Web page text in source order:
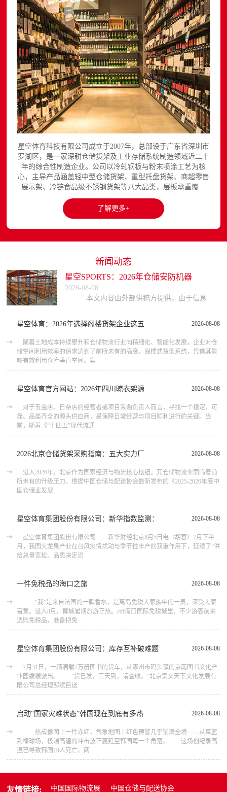
星空体育科技有限公司成立于2007年，总部设于广东省深圳市
罗湖区，是一家深耕仓储货架及工业存储系统制造领域近二十
年的综合性制造企业。公司以冷轧钢板与粉末喷涂工艺为核
心，主导产品涵盖轻中型仓储货架、重型托盘货架、商超零售
展示架、冷链食品级不锈钢货架等八大品类，层板承重覆盖
150至3000kg，产品出口欧美、东南亚、中东等区域市场，已
与国内外超过300家企业建立长期合作关系。星空平台官网提
供完整的产品展示与在线咨询服务...
了解更多+
新闻动态
星空SPORTS：2026年仓储安防机器
2026-08-08
2026-08-08
星空体育：2026年选择阁楼货架企业这五
随着土地成本持续攀升和仓储物流行业向精细化、智能化发展，企业对仓
储空间利用效率的追求达到了前所未有的高度。阁楼式货架系统，凭借其能
够有效利用仓库垂直空间、实
2026-08-08
星空体育官方网站：2026年四川晾衣架源
对于五金店、日杂店的经营者或项目采购负责人而言，寻找一个稳定、可
靠、品类齐全的源头供应商，是保障日常经营与项目顺利进行的关键。当
前，随着《“十四五”现代流通
2026-08-08
2026北京仓储货架采购指南：五大实力厂
进入2026年，北京作为国家经济与物流核心枢纽，其仓储物流业面临着前
所未有的升级压力。根据中国仓储与配送协会最新发布的《2025-2026年度中
国仓储业发展
2026-08-08
星空体育集团股份有限公司：新华指数监测：
星空体育集团股份有限公司 新华财经北京8月5日电（胡蓉）7月下半
月，我国火龙果产业在台风灾情扰动与季节性丰产的双重作用下，延续了“供
给总量宽松、品质决定溢
2026-08-08
一件免税品的海口之旅
“我”是来自法国的一款香水，是离岛免税大家族中的一员，深受大家
喜爱。进入8月，椰城暑期旅游正热。cdf海口国际免税城里，不少游客前来
选购免税品，准备把免
2026-08-08
星空体育集团股份有限公司：库存互补破难题
7月31日，一辆满载7万册图书的货车，从涿州市码头镇的京南图书文化产
业园缓缓驶出。 “货已发，三天到，请查收。”北京集文天下文化发展有
限公司总经理邹斌目送
2026-08-08
启动“国家灾难状态”韩国现在到底有多热
热成像图上一片赤红，气象地图上红色预警几乎铺满全境——从菜篮
到棒球场，极端高温的冲击波正蔓延至韩国每一个角落。 这场创纪录高
温已导致韩国19人死亡、两
友情链接: 中国国际物流展 中国仓储与配送协会